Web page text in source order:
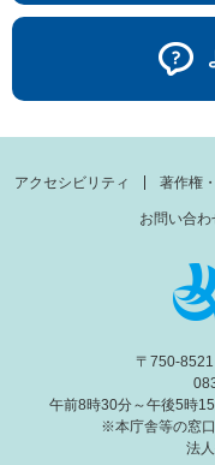
アクセシビリティ 著作権
お問い合わ
〒750-
午前8時30分～午後5時
※本庁舎等の窓
法